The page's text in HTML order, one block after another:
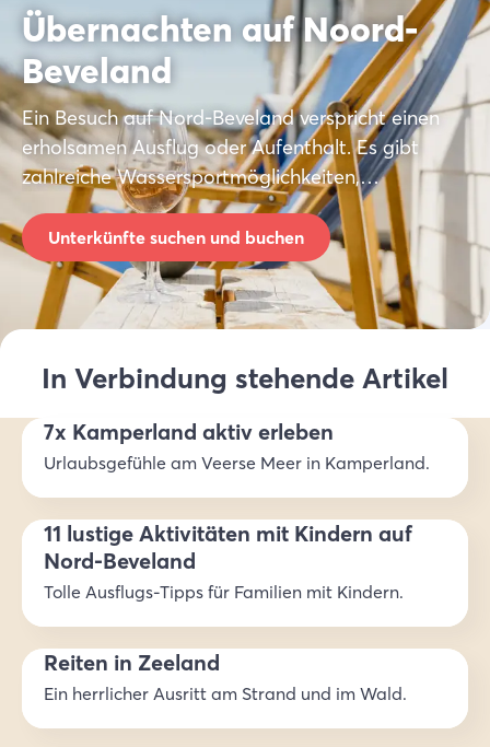
Übernachten auf Noord-
Beveland
Ein Besuch auf Nord-Beveland verspricht einen
erholsamen Ausflug oder Aufenthalt. Es gibt
zahlreiche Wassersportmöglichkeiten,
kilometerlange Rad- und Wanderwege, und der
Strand ist immer in der Nähe. Tauche in unser
Angebot ein!
Unterkünfte suchen und buchen
In Verbindung stehende Artikel
7x Kamperland aktiv erleben
Urlaubsgefühle am Veerse Meer in Kamperland.
11 lustige Aktivitäten mit Kindern auf
Nord-Beveland
Tolle Ausflugs-Tipps für Familien mit Kindern.
Reiten in Zeeland
Ein herrlicher Ausritt am Strand und im Wald.